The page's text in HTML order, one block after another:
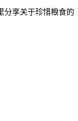
享关于珍惜粮食的